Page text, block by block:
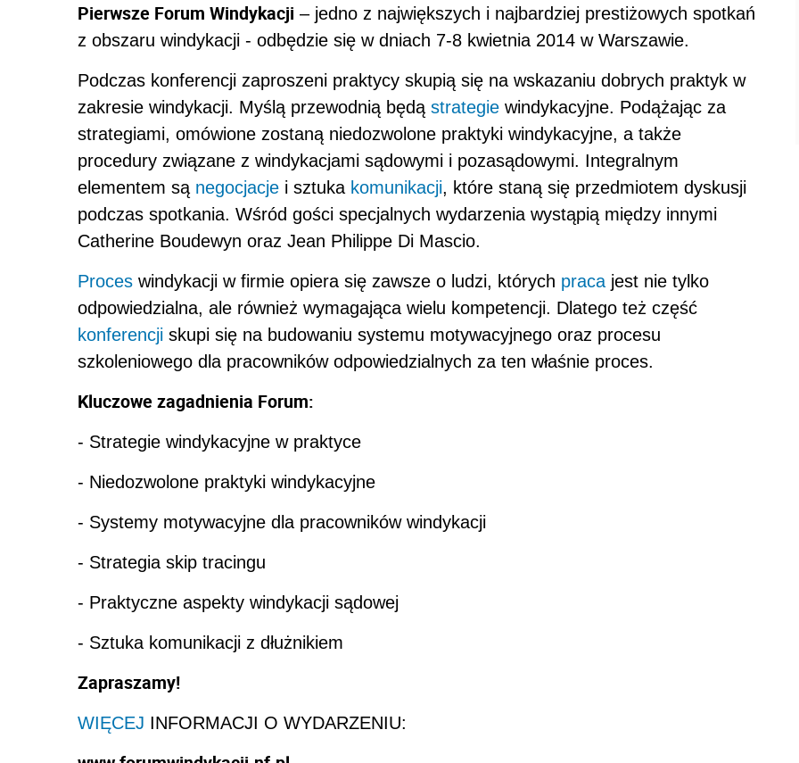
Pierwsze Forum Windykacji – jedno z największych i najbardziej prestiżowych spotkań
z obszaru windykacji - odbędzie się w dniach 7-8 kwietnia 2014 w Warszawie.
Podczas konferencji zaproszeni praktycy skupią się na wskazaniu dobrych praktyk w
zakresie windykacji. Myślą przewodnią będą strategie windykacyjne. Podążając za
strategiami, omówione zostaną niedozwolone praktyki windykacyjne, a także
procedury związane z windykacjami sądowymi i pozasądowymi. Integralnym
elementem są negocjacje i sztuka komunikacji, które staną się przedmiotem dyskusji
podczas spotkania. Wśród gości specjalnych wydarzenia wystąpią między innymi
Catherine Boudewyn oraz Jean Philippe Di Mascio.
Proces windykacji w firmie opiera się zawsze o ludzi, których praca jest nie tylko
odpowiedzialna, ale również wymagająca wielu kompetencji. Dlatego też część
konferencji skupi się na budowaniu systemu motywacyjnego oraz procesu
szkoleniowego dla pracowników odpowiedzialnych za ten właśnie proces.
Kluczowe zagadnienia Forum:
- Strategie windykacyjne w praktyce
- Niedozwolone praktyki windykacyjne
- Systemy motywacyjne dla pracowników windykacji
- Strategia skip tracingu
- Praktyczne aspekty windykacji sądowej
- Sztuka komunikacji z dłużnikiem
Zapraszamy!
WIĘCEJ INFORMACJI O WYDARZENIU: